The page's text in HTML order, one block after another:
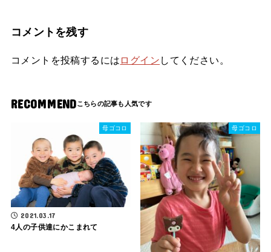
コメントを残す
コメントを投稿するには ログイン してください。
RECOMMEND
母ゴコロ
2021.03.17
4人の子供達にかこまれて
母ゴコロ